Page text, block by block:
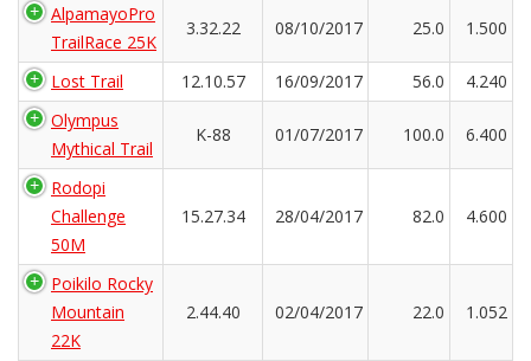
AlpamayoPro
TrailRace 25K
3.32.22 08/10/2017 25.0 1.500
Lost Trail 12.10.57 16/09/2017 56.0
4.240
Olympus
Mythical Trail
K-88 01/07/2017 100.0 6.400
Rodopi
Challenge
50M
15.27.34 28/04/2017 82.0 4.600
Poikilo Rocky
Mountain
22K
2.44.40 02/04/2017 22.0 1.052